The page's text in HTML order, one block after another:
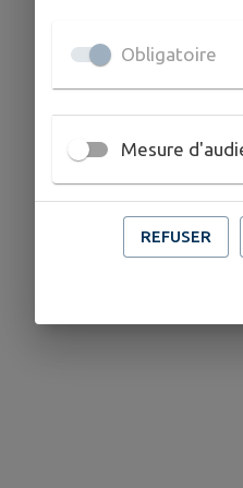
Obligatoire
Mesure
REFUSER